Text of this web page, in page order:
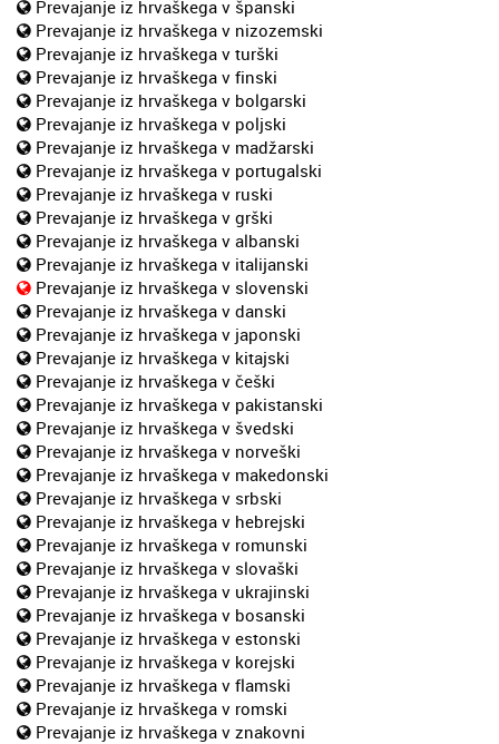
Prevajanje iz hrvaškega v španski
Prevajanje iz hrvaškega v nizozemski
Prevajanje iz hrvaškega v turški
Prevajanje iz hrvaškega v finski
Prevajanje iz hrvaškega v bolgarski
Prevajanje iz hrvaškega v poljski
Prevajanje iz hrvaškega v madžarski
Prevajanje iz hrvaškega v portugalski
Prevajanje iz hrvaškega v ruski
Prevajanje iz hrvaškega v grški
Prevajanje iz hrvaškega v albanski
Prevajanje iz hrvaškega v italijanski
Prevajanje iz hrvaškega v slovenski
Prevajanje iz hrvaškega v danski
Prevajanje iz hrvaškega v japonski
Prevajanje iz hrvaškega v kitajski
Prevajanje iz hrvaškega v češki
Prevajanje iz hrvaškega v pakistanski
Prevajanje iz hrvaškega v švedski
Prevajanje iz hrvaškega v norveški
Prevajanje iz hrvaškega v makedonski
Prevajanje iz hrvaškega v srbski
Prevajanje iz hrvaškega v hebrejski
Prevajanje iz hrvaškega v romunski
Prevajanje iz hrvaškega v slovaški
Prevajanje iz hrvaškega v ukrajinski
Prevajanje iz hrvaškega v bosanski
Prevajanje iz hrvaškega v estonski
Prevajanje iz hrvaškega v korejski
Prevajanje iz hrvaškega v flamski
Prevajanje iz hrvaškega v romski
Prevajanje iz hrvaškega v znakovni